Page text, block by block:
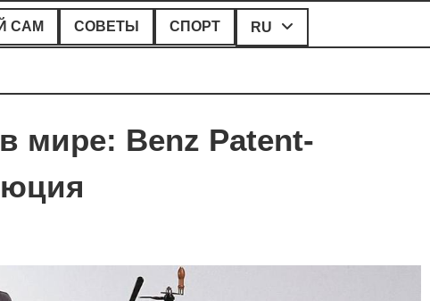
САМ СОВЕТЫ СПОРТ RU
мире: Benz Patent-